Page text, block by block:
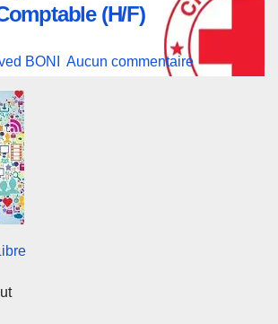
(H/F)
BONI Aucun commentaire